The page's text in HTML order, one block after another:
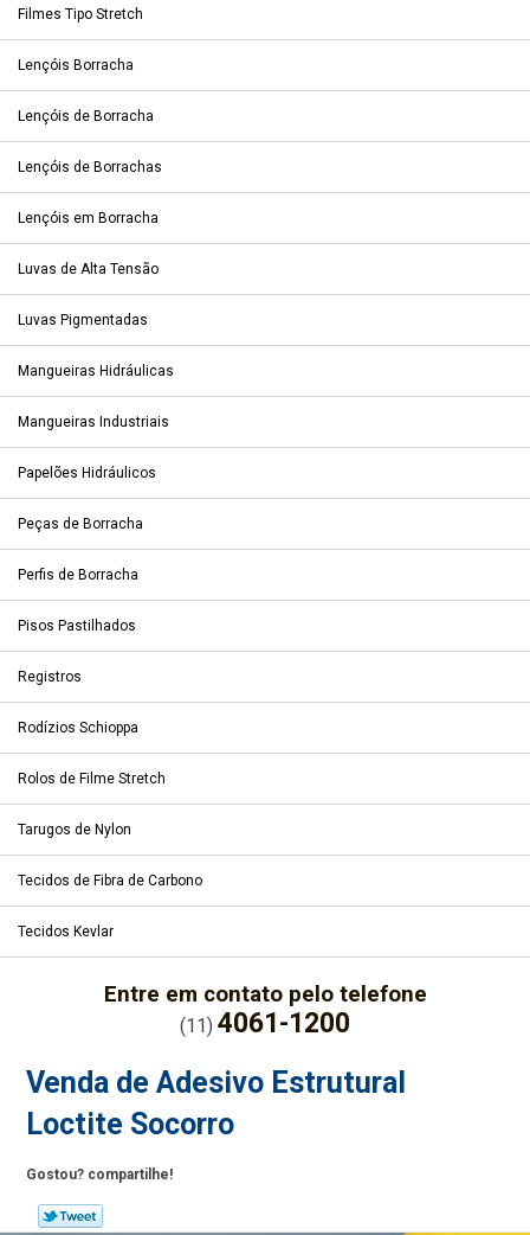
Filmes Tipo Stretch
Lençóis Borracha
Lençóis de Borracha
Lençóis de Borrachas
Lençóis em Borracha
Luvas de Alta Tensão
Luvas Pigmentadas
Mangueiras Hidráulicas
Mangueiras Industriais
Papelões Hidráulicos
Peças de Borracha
Perfis de Borracha
Pisos Pastilhados
Registros
Rodízios Schioppa
Rolos de Filme Stretch
Tarugos de Nylon
Tecidos de Fibra de Carbono
Tecidos Kevlar
Entre em contato pelo telefone
(11) 4061-1200
Venda de Adesivo Estrutural
Loctite Socorro
Gostou? compartilhe!